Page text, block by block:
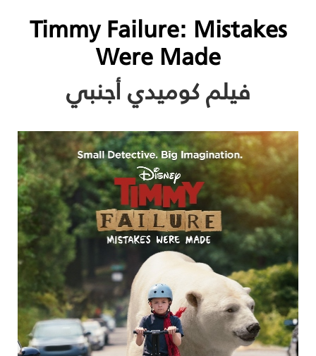
Timmy Failure: Mistakes
Were Made
فيلم كوميدي أجنبي